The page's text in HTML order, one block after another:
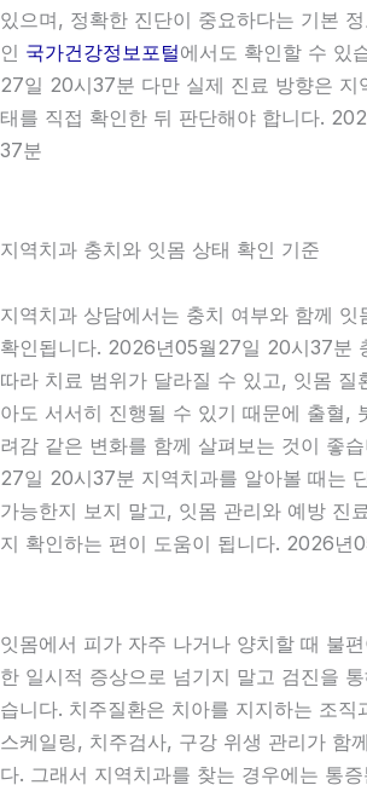
있으며, 정확한 진단이 중요하다는 기본
인 국가건강정보포털에서도 확인할 수 있
27일 20시37분 다만 실제 진료 방향은 지
태를 직접 확인한 뒤 판단해야 합니다.
37분
지역치과 충치와 잇몸 상태 확인 기준
지역치과 상담에서는 충치 여부와 함께 잇
확인됩니다. 2026년05월27일 20시37분
따라 치료 범위가 달라질 수 있고, 잇몸 질
아도 서서히 진행될 수 있기 때문에 출혈,
려감 같은 변화를 함께 살펴보는 것이 좋
27일 20시37분 지역치과를 알아볼 때는
가능한지 보지 말고, 잇몸 관리와 예방 진
지 확인하는 편이 도움이 됩니다. 2026년
잇몸에서 피가 자주 나거나 양치할 때 불
한 일시적 증상으로 넘기지 말고 검진을
습니다. 치주질환은 치아를 지지하는 조직
스케일링, 치주검사, 구강 위생 관리가 함
다. 그래서 지역치과를 찾는 경우에는 통